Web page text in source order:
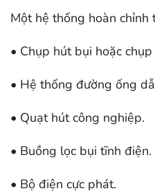
Một hệ thống hoàn chỉnh
• Chụp hút bụi hoặc
• Hệ thống đường ống
• Quạt hút công nghiệp.
• Buồng lọc bụi tĩnh điện.
• Bộ điện cực phát.